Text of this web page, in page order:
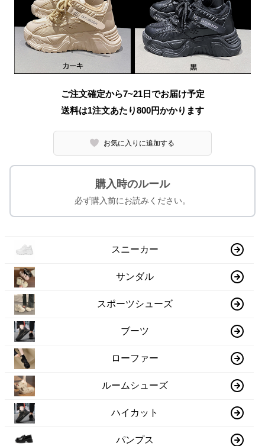
ご注文確定から7~21日でお届け予定
送料は1注文あたり800円かかります
お気に入りに追加する
購入時のルール
必ず購入前にお読みください。
スニーカー
サンダル
スポーツシューズ
ブーツ
ローファー
ルームシューズ
ハイカット
パンプス